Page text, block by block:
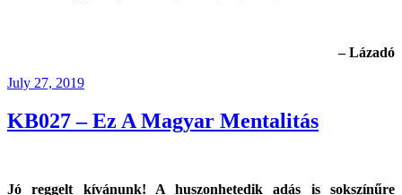
– Lázadó
Posted
July 27, 2019
KB027 – Ez A Magyar Mentalitás
Jó reggelt kívánunk! A huszonhetedik adás is sokszínűre